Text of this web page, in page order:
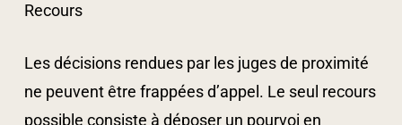
Recours
Les décisions rendues par les juges de proximité
ne peuvent être frappées d’appel. Le seul recours
possible consiste à déposer un pourvoi en